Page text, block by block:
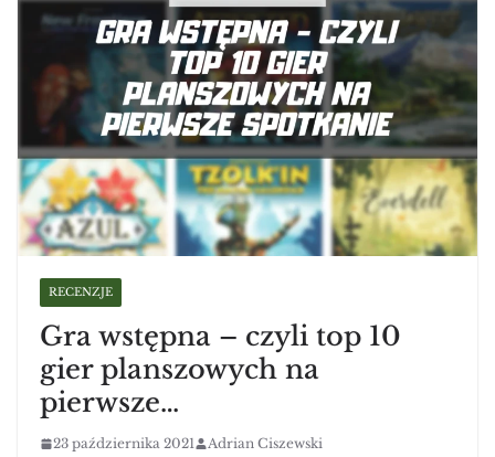
RECENZJE
Gra wstępna – czyli top 10
gier planszowych na
pierwsze…
23 października 2021 Adrian Ciszewski